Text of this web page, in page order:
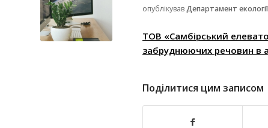
опублікувавДепартамент
ТОВ «Самбірський
забруднюючих речовин в
Поділитися цим записом